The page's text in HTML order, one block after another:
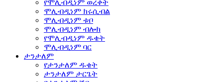
የሞሊብዲነም ወረቀት
ሞሊብዲነም ክሩሲብል
ሞሊብዲነም ቱቦ
ሞሊብዲነም ብሎክ
የሞሊብዲነም ዱቄት
ሞሊብዲነም ባር
ታንታለም
የታንታለም ዱቄት
ታንታለም ታርጌት